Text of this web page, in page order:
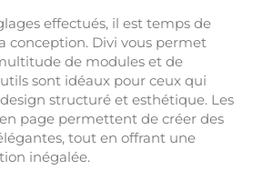
effectués, il est temps de
conception. Divi vous permet
de modules et de
sont idéaux pour ceux qui
structuré et esthétique. Les
page permettent de créer des
tout en offrant une
inégalée.